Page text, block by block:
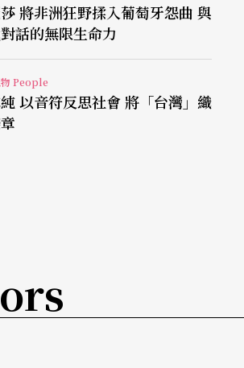
這些好，都來自傳統為我打下的
加說服力，盛鑑還舉了一個很有
洗澡時，在浴室裡一個人順口唱
。」
長大，盛鑑是個好動的台北小
牙怨曲 與
話的無限生命力
物 People
台灣」織